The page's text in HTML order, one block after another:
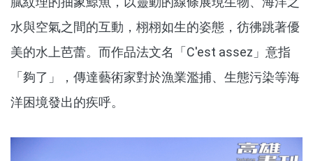
水與空氣之間的互動，栩栩如生的姿態，彷彿跳著優
美的水上芭蕾。而作品法文名「C'est assez」意指
「夠了」，傳達藝術家對於漁業濫捕、生態污染等海
洋困境發出的疾呼。